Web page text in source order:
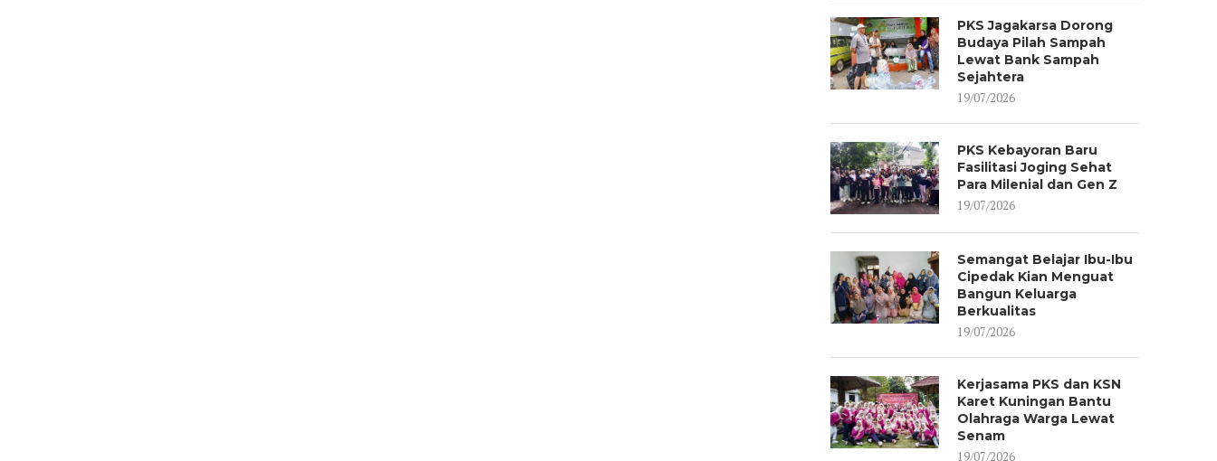
PKS Jagakarsa Dorong
Budaya Pilah Sampah
Lewat Bank Sampah
Sejahtera
19/07/2026
PKS Kebayoran Baru
Fasilitasi Joging Sehat
Para Milenial dan Gen Z
19/07/2026
Semangat Belajar Ibu-Ibu
Cipedak Kian Menguat
Bangun Keluarga
Berkualitas
19/07/2026
Kerjasama PKS dan KSN
Karet Kuningan Bantu
Olahraga Warga Lewat
Senam
19/07/2026